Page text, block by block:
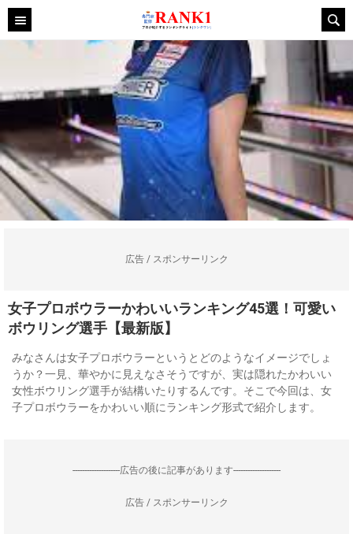
広告 / スポンサーリンク
女子プロボウラーかわいいランキング45選！可愛い
ボウリング選手【最新版】
みなさんは女子プロボウラーというとどのようなイメージでしょ
うか？一見、華やかに見えなさそうですが、実は隠れたかわいい
女性ボウリング選手が結構いたりするんです。そこで今回は、女
子プロボウラーをかわいい順にランキング形式で紹介します。
--------------------広告の後に記事があります--------------------
広告 / スポンサーリンク